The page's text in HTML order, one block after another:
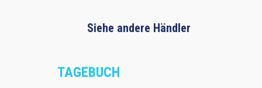
Siehe andere Händler
TAGEBUCH